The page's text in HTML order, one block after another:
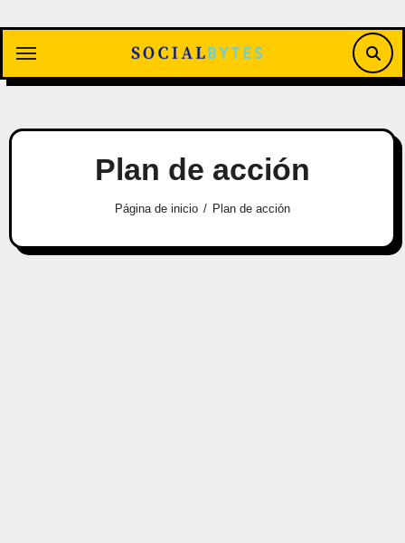
contenido
Plan de acción
Página de inicio Plan de acción